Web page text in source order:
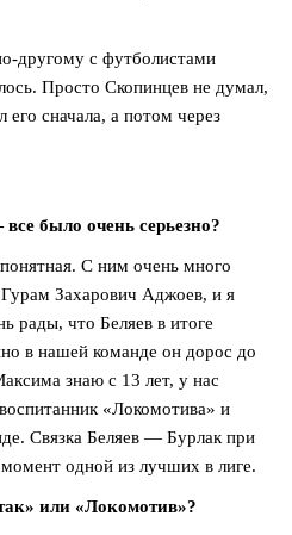
другому с футболистами
Просто Скопинцев не думал,
его сначала, а потом через
было очень серьезно?
С ним очень много
Захарович Аджоев, и я
рады, что Беляев в итоге
в нашей команде он дорос до
знаю с 13 лет, у нас
«Локомотива» и
Связка Беляев — Бурлак при
одной из лучших в лиге.
или «Локомотив»?